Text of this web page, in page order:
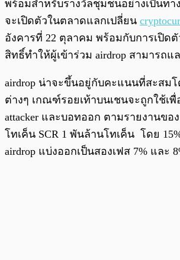
พร้อมสำหรับรางวัลชุมชนอย่างเป็นทา
จะเปิดตัวในตลาดแลกเปลี่ยน
อังคารที่ 22 ตุลาคม พร้อมกับการเปิด
สิทธิ์ทำให้ผู้เข้าร่วม airdrop สามารถแ
airdrop น่าจะขึ้นอยู่กับคะแนนที่สะสม
ต่างๆ เกณฑ์รอยเท้าบนเชนจะถูกใช้เพื่
attacker และบอทออก ตามรายงานของ
โทเค็น SCR 1 พันล้านโทเค็น โดย
airdrop แบ่งออกเป็นสองเฟส 7% และ